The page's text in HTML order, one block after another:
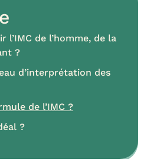
l’IMC de l’homme, de la
?
d’interprétation des
de l’IMC ?
?